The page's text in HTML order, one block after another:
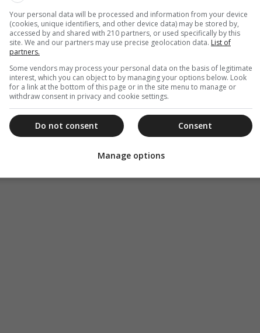
τον πετεινό: πώς θα φαίνομαι
“Να πας στη λίμνη, να κοιτάς τα νερά της
το πρόσωπό σου”, είπε ο πετεινός. Πέρασε ο
εκεί, κοιτώντας και χαζεύοντας τον εαυτό
λασπόνερα και ιδού τα αποτελέσματα!
μαζί μου: ήταν δυνατό το πάλαι ποτέ
Μόνο που ζήσαμε να το δούμε σε
Ας είναι!
Your personal data will be processed and information from your device
(cookies, unique identifiers, and other device data) may be stored by,
accessed by and shared with 210 partners, or used specifically by this
site. We and our partners may use precise geolocation data. List of
partners.
Some vendors may process your personal data on the basis of legitimate
interest, which you can object to by managing your options below. Look
for a link at the bottom of this page or in the site menu to manage or
withdraw consent in privacy and cookie settings.
Consent
Do not consent
Manage options